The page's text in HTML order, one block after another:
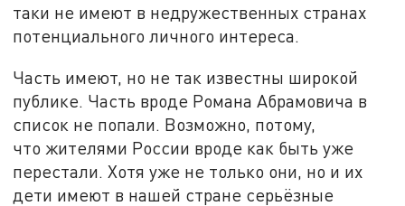
таки не имеют в недружественных странах
потенциального личного интереса.
Часть имеют, но не так известны широкой
публике. Часть вроде Романа Абрамовича в
список не попали. Возможно, потому,
что жителями России вроде как быть уже
перестали. Хотя уже не только они, но и их
дети имеют в нашей стране серьёзные